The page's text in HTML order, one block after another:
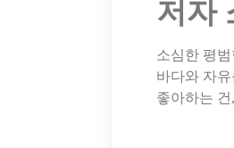
저자
소심한 평
바다와 자